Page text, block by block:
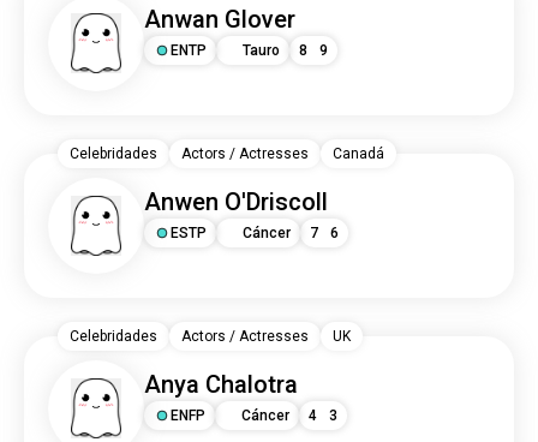
Anwan Glover
ENTP Tauro 8 9
Anwen O'Driscoll
ESTP Cáncer 7 6
Celebridades Actors / Actresses Canadá
Anya Chalotra
ENFP Cáncer 4 3
Celebridades Actors / Actresses UK